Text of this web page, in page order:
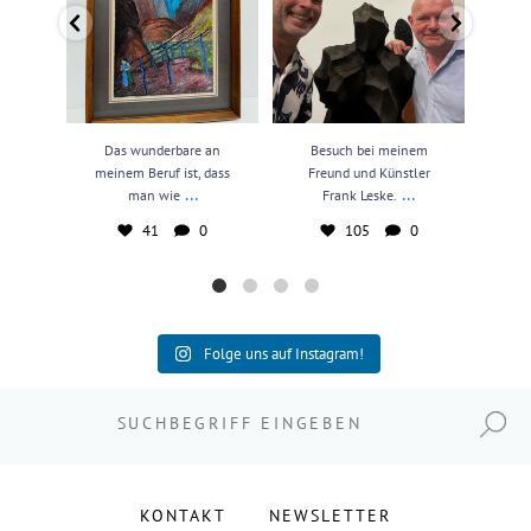
Das wunderbare an
meinem Beruf ist, dass
man wie ...
41 0
Besuch bei meinem
Freund und Künstler
Frank Leske. ...
105 0
Folge uns auf Instagram!
KONTAKT NEWSLETTER